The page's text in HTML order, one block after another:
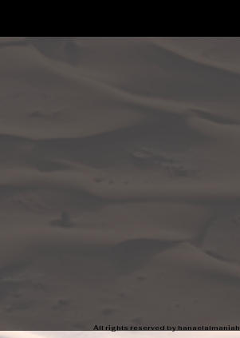
All rights reserved by hanaelalmaniah